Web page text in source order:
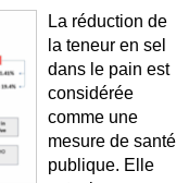
La réduction de
la teneur en sel
dans le pain est
considérée
comme une
mesure de santé
publique. Elle